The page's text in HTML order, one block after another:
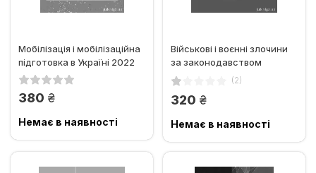
Мобілізація і мобілізаційна
підготовка в Україні 2022
380 грн.
Немає в наявності
Військові і воєнні злочини
за законодавством
України та міжнародним...
(2)
320 грн.
Немає в наявності